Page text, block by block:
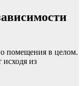
помещения в целом.
исходя из